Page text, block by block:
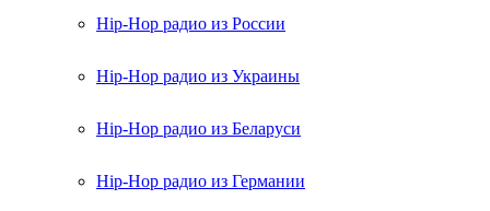
Hip-Hop радио из России
Hip-Hop радио из Украины
Hip-Hop радио из Беларуси
Hip-Hop радио из Германии